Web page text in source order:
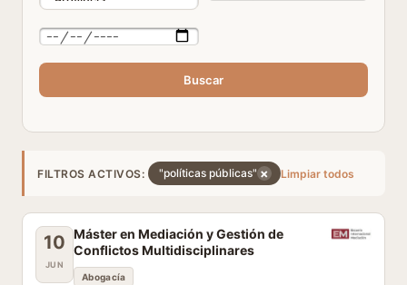
Buscar
FILTROS ACTIVOS: "políticas públicas" × Limpiar todos
10
JUN
Máster en Mediación y Gestión de
Conflictos Multidisciplinares
Abogacía